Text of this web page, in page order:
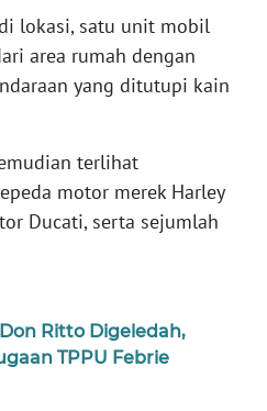
lokasi, satu unit mobil
area rumah dengan
yang ditutupi kain
terlihat
motor merek Harley
Ducati, serta sejumlah
Ritto Digeledah,
TPPU Febrie